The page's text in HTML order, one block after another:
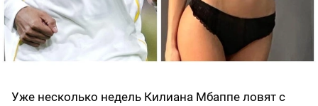
Уже несколько недель Килиана Мбаппе ловят с